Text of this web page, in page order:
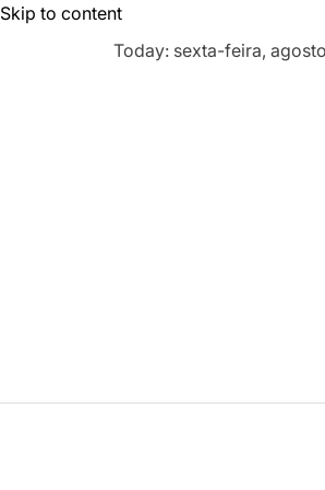
Skip to content
Today: sexta-feira,